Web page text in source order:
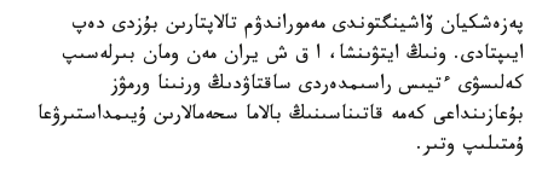
پەزەشكيان ۆاشينگتوندى مەموراندۋم تالاپتارىن بۇزدى دەپ
ايىپتادى. ونىڭ ايتۋىنشا، ا ق ش يران مەن ومان بىرلەسىپ
كەلىسۋى ءتيىس راسىمدەردى ساقتاۋدىڭ ورنىنا ورمۋز
بۇعازىنداعى كەمە قاتىناسىنىڭ بالاما سحەمالارىن ۇيىمداستىرۋعا
ۇمتىلىپ وتىر.